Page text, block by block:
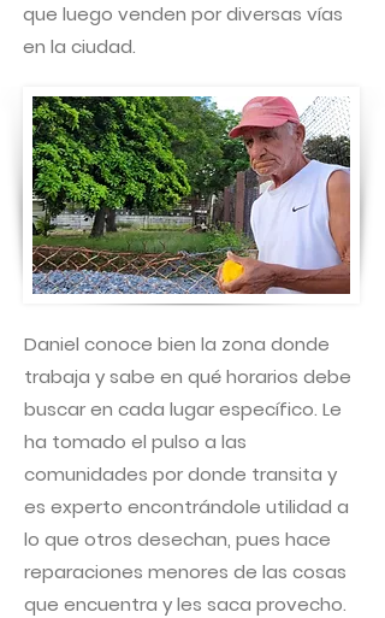
que luego venden por diversas vías
en la ciudad.
Daniel conoce bien la zona donde
trabaja y sabe en qué horarios debe
buscar en cada lugar específico. Le
ha tomado el pulso a las
comunidades por donde transita y
es experto encontrándole utilidad a
lo que otros desechan, pues hace
reparaciones menores de las cosas
que encuentra y les saca provecho.